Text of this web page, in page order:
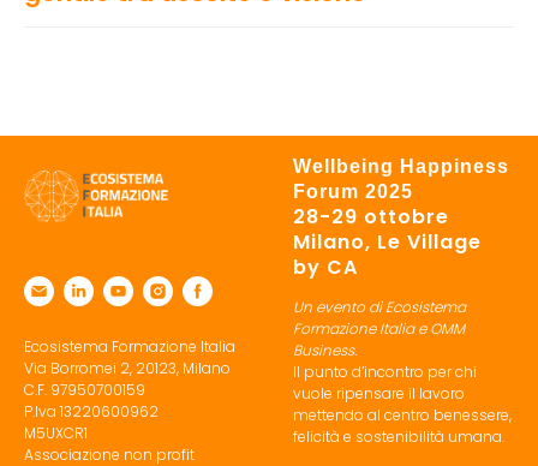
Ecosistema Formazione Italia
Via Borromei 2, 20123, Milano
C.F. 97950700159
P.Iva 13220600962
M5UXCR1
Associazione non profit
Wellbeing Happiness
Forum 2025
28-29 ottobre
Milano, Le Village
by CA
Un evento di Ecosistema
Formazione Italia e OMM
Business.
Il punto d’incontro per chi
vuole ripensare il lavoro
mettendo al centro benessere,
felicità e sostenibilità umana.